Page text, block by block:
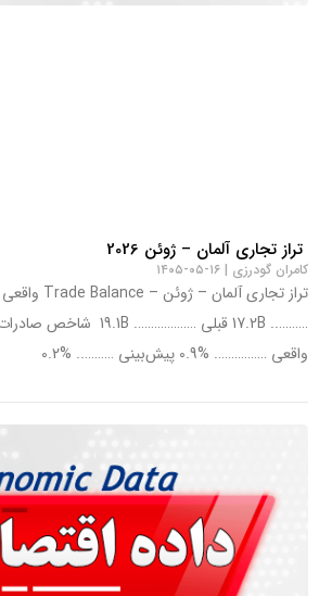
تراز تجاری آلمان – ژوئن 2026
کامران گودرزی ۱۶-۰۵-۱۴۰۵
واقعی ……………. %0.9 پیش‌بینی ……….. %0.2